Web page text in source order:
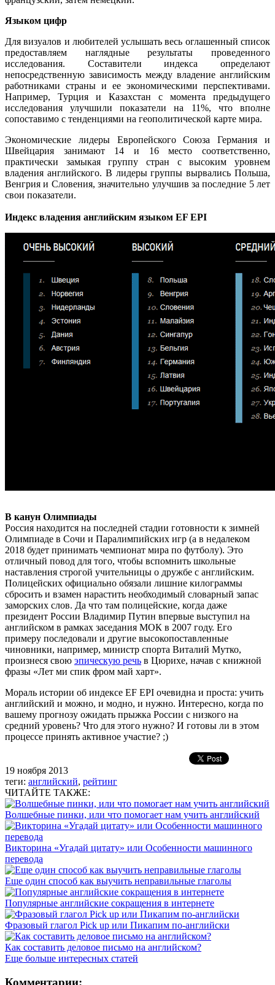
Языком цифр
Для визуалов и любителей услышать весь оглашенный список
предоставляем наглядные результаты проведенного
исследования. Составители индекса определают
непосредственную зависимость между владение английским
работниками страны и ее экономическими перспективами.
Например, Турция и Казахстан с момента предыдущего
исследования улучшили показатели на 11%, что вполне
сопоставимо с тенденциями на геополитической карте мира.
Экономические лидеры Европейского Союза Германия и
Швейцария занимают 14 и 16 место соответственно,
практически замыкая группу стран с высоким уровнем
владения английского. В лидеры группы вырвались Польша,
Венгрия и Словения, значительно улучшив за последние 5 лет
свои показатели.
Индекс владения английским языком EF EPI
В канун Олимпиады
Россия находится на последней стадии готовности к зимней
Олимпиаде в Сочи и Паралимпийских игр (а в недалеком
2018 будет принимать чемпионат мира по футболу). Это
отличный повод для того, чтобы вспомнить школьные
наставления строгой учительницы о дружбе с английским.
Полицейских официально обязали лишние килограммы
сбросить и взамен нарастить необходимый словарный запас
заморских слов. Да что там полицейские, когда даже
президент России Владимир Путин впервые выступил на
английском в рамках заседания МОК в 2007 году. Его
примеру последовали и другие высокопоставленные
чиновники, например, министр спорта Виталий Мутко,
произнеся свою эпическую речь в Цюрихе, начав с книжной
фразы «Лет ми спик фром май харт».
Мораль истории об индексе EF EPI очевидна и проста: учить
английский и можно, и модно, и нужно. Интересно, когда по
вашему прогнозу ожидать прыжка России с низкого на
средний уровень? Что для этого нужно? И готовы ли в этом
процессе принять активное участие? ;)
19 ноября 2013
теги: английский, рейтинг
ЧИТАЙТЕ ТАКЖЕ:
Волшебные пинки, или что помогает нам учить английский
Викторина «Угадай цитату» или Особенности машинного
перевода
Еще один способ как выучить неправильные глаголы
Популярные английские сокращения в интернете
Фразовый глагол Pick up или Пикапим по-английски
Как составить деловое письмо на английском?
Еще больше интересных статей
Комментарии: